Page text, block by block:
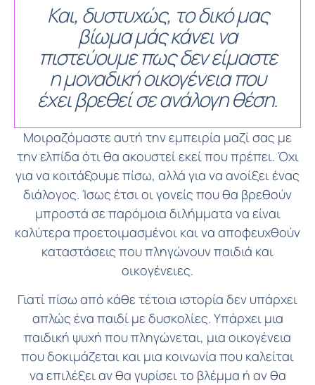
Και, δυστυχώς, το δικό μας
βίωμα μάς κάνει να
πιστεύουμε πως δεν είμαστε
η μοναδική οικογένεια που
έχει βρεθεί σε ανάλογη θέση.
Μοιραζόμαστε αυτή την εμπειρία μαζί σας με
την ελπίδα ότι θα ακουστεί εκεί που πρέπει. Όχι
για να κοιτάξουμε πίσω, αλλά για να ανοίξει ένας
διάλογος. Ίσως έτσι οι γονείς που θα βρεθούν
μπροστά σε παρόμοια διλήμματα να είναι
καλύτερα προετοιμασμένοι και να αποφευχθούν
καταστάσεις που πληγώνουν παιδιά και
οικογένειες.
Γιατί πίσω από κάθε τέτοια ιστορία δεν υπάρχει
απλώς ένα παιδί με δυσκολίες. Υπάρχει μια
παιδική ψυχή που πληγώνεται, μια οικογένεια
που δοκιμάζεται και μια κοινωνία που καλείται
να επιλέξει αν θα γυρίσει το βλέμμα ή αν θα